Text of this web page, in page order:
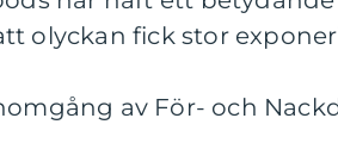
olyckan fick stor
av För- och